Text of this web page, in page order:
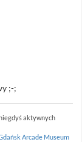
;-;
aktywnych
Arcade Museum